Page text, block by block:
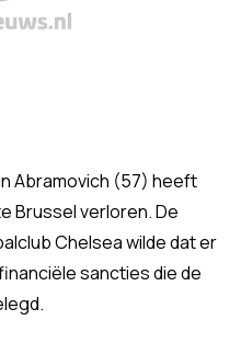
Abramovich (57) heeft
Brussel verloren. De
Chelsea wilde dat er
sancties die de